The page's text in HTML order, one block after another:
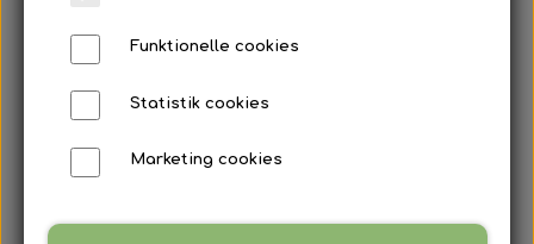
Funktionelle cookies
Statistik cookies
Marketing cookies